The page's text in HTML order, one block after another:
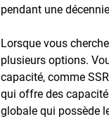
pendant une
Lorsque vous
plusieurs options.
capacité, comme
qui offre des
globale qui possède